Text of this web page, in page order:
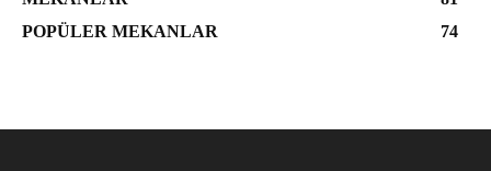
POPÜLER MEKANLAR
74